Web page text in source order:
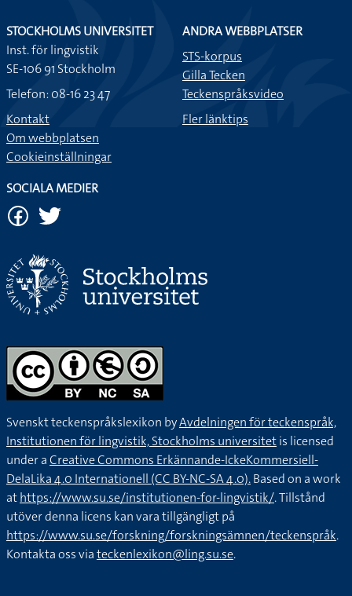
STOCKHOLMS UNIVERSITET
Inst. för lingvistik
SE-106 91 Stockholm
Telefon: 08-16 23 47
Kontakt
Om webbplatsen
Cookieinställningar
ANDRA WEBBPLATSER
STS-korpus
Gilla Tecken
Teckenspråksvideo
Fler länktips
SOCIALA MEDIER
Svenskt teckenspråkslexikon byAvdelningen för teckenspråk,
Institutionen för lingvistik, Stockholms universitetis licensed
under aCreative Commons Erkännande-IckeKommersiell-
DelaLika 4.0 Internationell (CC BY-NC-SA 4.0).Based on a work
athttps://www.su.se/institutionen-for-lingvistik/. Tillstånd
utöver denna licens kan vara tillgängligt på
https://www.su.se/forskning/forskningsämnen/teckenspråk.
Kontakta oss viateckenlexikon@ling.su.se.